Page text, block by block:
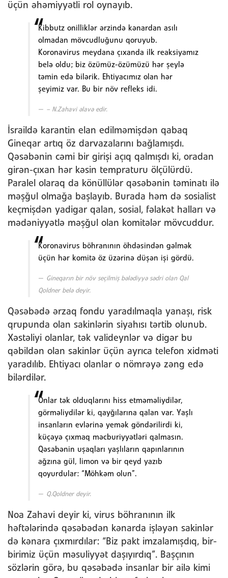
üçün əhəmiyyətli rol oynayıb.
Kibbutz onilliklər ərzində kənardan asılı
olmadan mövcudluğunu qoruyub.
Koronavirus meydana çıxanda ilk reaksiyamız
belə oldu; biz özümüz-özümüzü hər şeylə
təmin edə bilərik. Ehtiyacımız olan hər
şeyimiz var. Bu bir növ refleks idi.
– N.Zahavi əlavə edir.
İsraildə karantin elan edilməmişdən qabaq
Gineqar artıq öz darvazalarını bağlamışdı.
Qəsəbənin cəmi bir girişi açıq qalmışdı ki, oradan
girən-çıxan hər kəsin tempraturu ölçülürdü.
Paralel olaraq da könüllülər qəsəbənin təminatı ilə
məşğul olmağa başlayıb. Burada həm də sosialist
keçmişdən yadigar qalan, sosial, fəlakət halları və
mədəniyyətlə məşğul olan komitələr mövcuddur.
Koronavirus böhranının öhdəsindən gəlmək
üçün hər komitə öz üzərinə düşən işi gördü.
Gineqarın bir növ seçilmiş bələdiyyə sədri olan Qal
Qoldner belə deyir.
Qəsəbədə ərzaq fondu yaradılmaqla yanaşı, risk
qrupunda olan sakinlərin siyahısı tərtib olunub.
Xəstəliyi olanlar, tək valideynlər və digər bu
qəbildən olan sakinlər üçün ayrıca telefon xidməti
yaradılıb. Ehtiyacı olanlar o nömrəyə zəng edə
bilərdilər.
Onlar tək olduqlarını hiss etməməliydilər,
görməliydilər ki, qayğılarına qalan var. Yaşlı
insanların evlərinə yemək göndərilirdi ki,
küçəyə çıxmaq məcburiyyətləri qalmasın.
Qəsəbənin uşaqları yaşlıların qapınlarının
ağzına gül, limon və bir qeyd yazıb
qoyurdular: “Möhkəm olun”.
Q.Qoldner deyir.
Noa Zahavi deyir ki, virus böhranının ilk
həftələrində qəsəbədən kənarda işləyən sakinlər
də kənara çıxmırdılar: “Biz pakt imzalamışdıq, bir-
birimiz üçün məsuliyyət daşıyırdıq”. Başçının
sözlərin görə, bu qəsəbədə insanlar bir ailə kimi